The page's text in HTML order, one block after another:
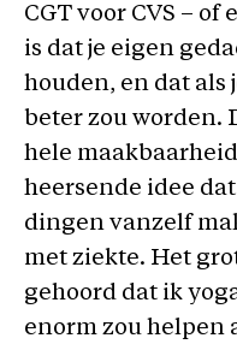
CGT voor CVS – of
is dat je eigen
houden, en dat als
beter zou worden.
hele
heersende idee
dingen vanzelf
met ziekte. Het
gehoord dat ik
enorm zou helpen